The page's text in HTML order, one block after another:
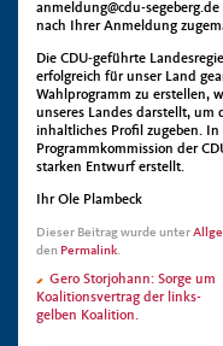
anmeldung@cdu-
nach Ihrer Anmeldung
Die CDU-geführte
erfolgreich für unser Land
Wahlprogramm zu erstellen,
unseres Landes darstellt, um
inhaltliches Profil zugeben.
Programmkommission der
starken Entwurf erstellt.
Ihr Ole Plambeck
Dieser Beitrag wurde unter
den Permalink.
Gero Storjohann: Sorge um
Koalitionsvertrag der links-
gelben Koalition.